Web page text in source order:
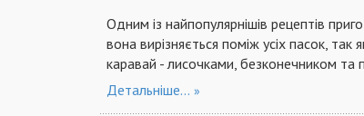
Одним із найпопулярнішів рецептів
вона вирізняється поміж усіх пасок,
каравай - лисочками, безконечником та
Детальніше...